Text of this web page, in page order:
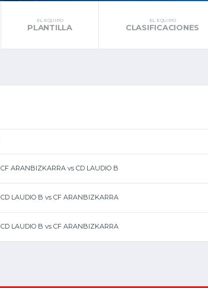
EL EQUIPO
PLANTILLA
EL EQUIPO
CLASIFICACIONES
CF ARANBIZKARRA vs CD LAUDIO B
CD LAUDIO B vs CF ARANBIZKARRA
CD LAUDIO B vs CF ARANBIZKARRA